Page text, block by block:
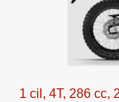
1 cil, 4T, 286 cc,